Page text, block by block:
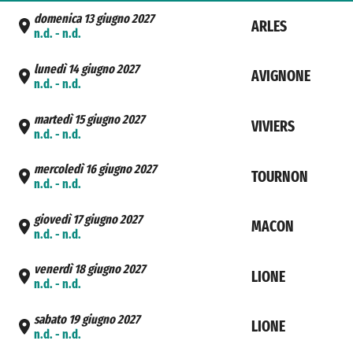
domenica 13 giugno 2027
n.d. - n.d.
ARLES
lunedì 14 giugno 2027
n.d. - n.d.
AVIGNONE
martedì 15 giugno 2027
n.d. - n.d.
VIVIERS
mercoledì 16 giugno 2027
n.d. - n.d.
TOURNON
giovedì 17 giugno 2027
n.d. - n.d.
MACON
venerdì 18 giugno 2027
n.d. - n.d.
LIONE
sabato 19 giugno 2027
n.d. - n.d.
LIONE